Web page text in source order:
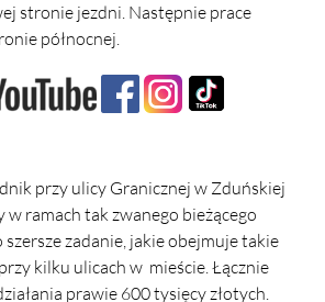
stronie jezdni. Następnie prace
północnej.
przy ulicy Granicznej w Zduńskiej
ramach tak zwanego bieżącego
zadanie, jakie obejmuje takie
kilku ulicach w mieście. Łącznie
prawie 600 tysięcy złotych.